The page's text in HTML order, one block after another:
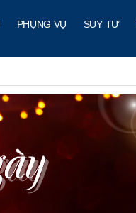
PHỤNG VỤ SUY TƯ